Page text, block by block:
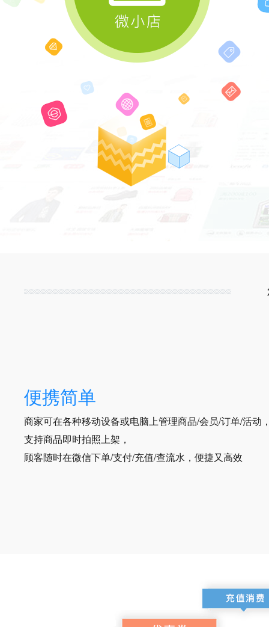
便携简单
商家可在各种移动设备或电脑上管理商品/会员/订单/活动
支持商品即时拍照上架，
顾客随时在微信下单/支付/充值/查流水，便捷又高效